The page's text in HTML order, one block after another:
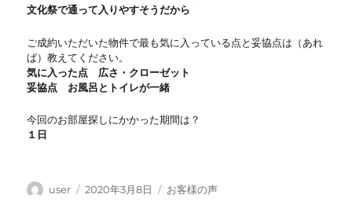
文化祭で通って入りやすそうだから
ご成約いただいた物件で最も気に入っている点と妥協点は（あれ
ば）教えてください。
気に入った点 広さ・クローゼット
妥協点 お風呂とトイレが一緒
今回のお部屋探しにかかった期間は？
１日
投
user
投
2020年3月8日
カ
お客様の声